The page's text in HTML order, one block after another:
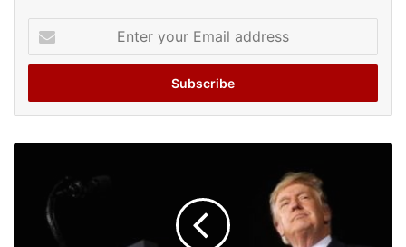
your
Email